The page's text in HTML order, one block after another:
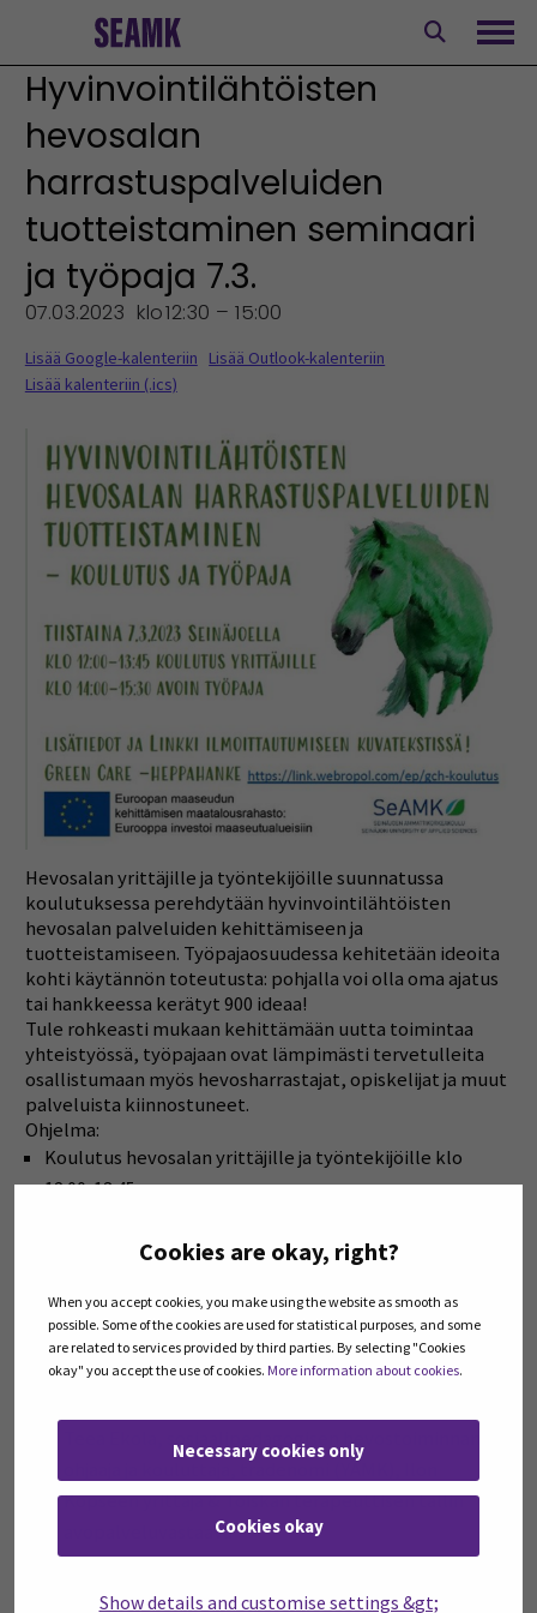
Cookies are okay, right?
When you accept cookies, you make using the website as smooth as
possible. Some of the cookies are used for statistical purposes, and some
are related to services provided by third parties. By selecting "Cookies
okay" you accept the use of cookies. More information about cookies.
Necessary cookies only
Cookies okay
Show details and customise settings &gt;
Hyvinvointilähtöisten
hevosalan
harrastuspalveluiden
tuotteistaminen seminaari
ja työpaja 7.3.
07.03.2023 klo12:30 – 15:00
Lisää Google-kalenteriin
Lisää Outlook-kalenteriin
Lisää kalenteriin (.ics)
Hevosalan yrittäjille ja työntekijöille suunnatussa
koulutuksessa perehdytään hyvinvointilähtöisten
hevosalan palveluiden kehittämiseen ja
tuotteistamiseen. Työpajaosuudessa kehitetään ideoita
kohti käytännön toteutusta: pohjalla voi olla oma ajatus
tai hankkeessa kerätyt 900 ideaa!
Tule rohkeasti mukaan kehittämään uutta toimintaa
yhteistyössä, työpajaan ovat lämpimästi tervetulleita
osallistumaan myös hevosharrastajat, opiskelijat ja muut
palveluista kiinnostuneet.
Ohjelma:
Koulutus hevosalan yrittäjille ja työntekijöille klo
12:00-13:45
ratsastuskoulun näkökulmasta –
Hevosalan osaamiskeskus, Ypäjä
Palveluiden kehittäminen ja tuotteistaminen
hyvinvointilähtöisissä hevosalan
Teea Ekola, sosiaalipedagogisen hevostoiminnan
Kopseen yrittäjä & Toiskan terapeuttisen tallin
avopalveluvastaava
Kahvia ja kuulumisten vaihtoa (koulutuksen ja/tai